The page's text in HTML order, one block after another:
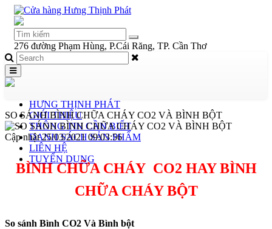
276 đường Phạm Hùng, P.Cái Răng, TP. Cần Thơ
HƯNG THỊNH PHÁT
GIỚI THIỆU
THÔNG TIN CẦN BIẾT
DANH SÁCH SẢN PHẨM
LIÊN HỆ
TUYỂN DỤNG
SO SÁNH BÌNH CHỮA CHÁY CO2 VÀ BÌNH BỘT
Cập nhật 25/03/2021 09:03:56
BÌNH CHỮA CHÁY CO2 HAY BÌNH
CHỮA CHÁY BỘT
So sánh Bình CO2 Và Bình bột